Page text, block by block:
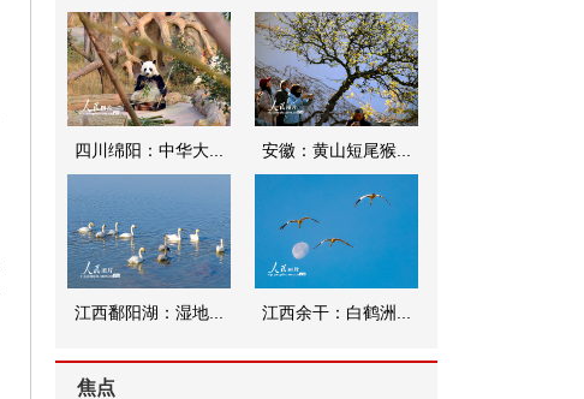
四川绵阳：中华大... 安徽：黄山短尾猴...
江西鄱阳湖：湿地... 江西余干：白鹤洲...
焦点